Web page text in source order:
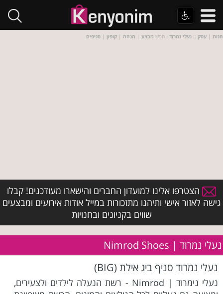
חנות | עסק :: נעלי נמרוד - חפש מבצע | הנחה | קופון | סניפים
הצטרפו אלינו למועדון החברים והישארו מעודכנים! קבלו
גישה לאזור אישי ותיהנו מתזכורות במייל אודות אירועים ומבצעים
שווים בקניונים ובחנויות
נעלי נמרוד | Nimrod Shoes
נעלי נמרוד סניף ביג אילת (BIG)
נעלי נימרוד | Nimrod - רשת הנעלה לילדים ולצעירים,